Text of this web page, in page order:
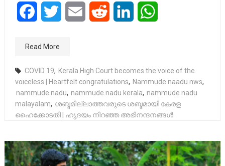
FacebookTwitter Email Reddit LinkedIn
Read More
COVID 19, Kerala High Court becomes the voice of the
voiceless | Heartfelt congratulations, Nammude naadu nws,
nammude nadu, nammude nadu kerala, nammude nadu
malayalam, ശബ്ദമില്ലാത്തവരുടെ ശബ്ദമായി കേരള
ഹൈക്കോടതി | ഹൃദയം നിറഞ്ഞ അഭിനന്ദനങ്ങൾ